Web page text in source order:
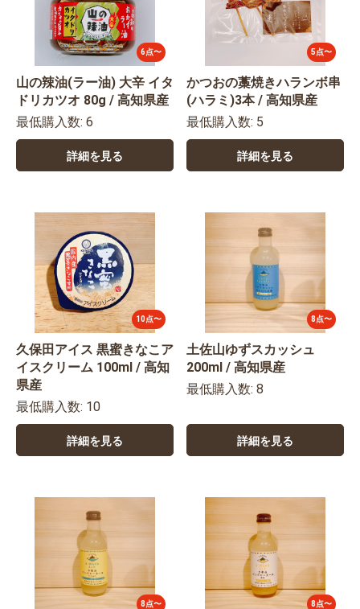
6点〜
山の辣油(ラー油) 大辛 イタ
ドリカツオ 80g / 高知県産
最低購入数: 6
詳細を見る
5点〜
かつおの藁焼きハランボ串
(ハラミ)3本 / 高知県産
最低購入数: 5
詳細を見る
10点〜
久保田アイス 黒蜜きなこア
イスクリーム 100ml / 高知
県産
最低購入数: 10
詳細を見る
8点〜
土佐山ゆずスカッシュ
200ml / 高知県産
最低購入数: 8
詳細を見る
8点〜 8点〜